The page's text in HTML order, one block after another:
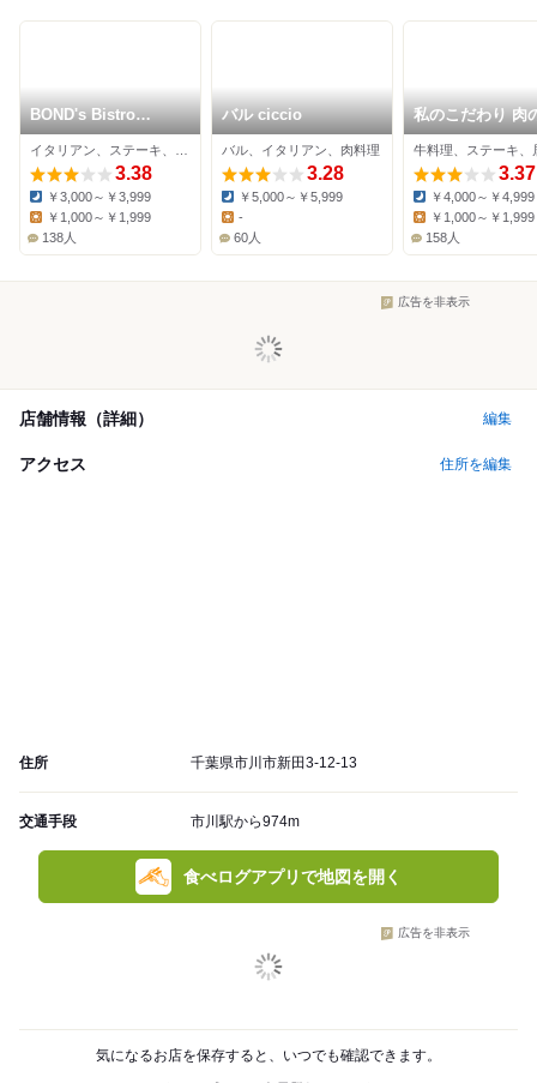
BOND's Bistro
Garden & patisserie
Luxe
3.38
Dinner:
￥3,000～￥3,999
￥1,000～￥1,999
138人
バル ciccio
バル、イタリアン、肉料理
3.28
Dinner:
￥5,000～￥5,999
Lunch:
-
60人
私のこだわり 肉
生
牛料理、ステーキ、
3.37
Dinner:
￥4,000～￥4,999
￥1,000～￥1,999
158人
広告を非表示
店舗情報（詳細） 編集
アクセス 住所を編集
住所 千葉県市川市新田3-12-13
交通手段 市川駅から974m
食べログアプリで地図を開く
広告を非表示
気になるお店を保存すると、いつでも確認できます。